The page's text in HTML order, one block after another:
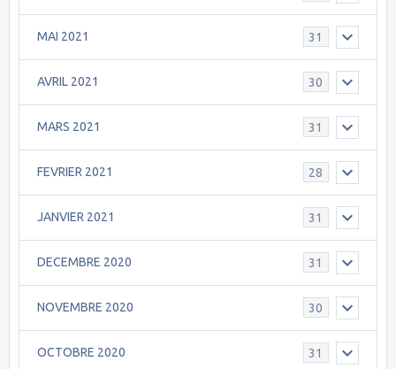
MAI 2021 31
AVRIL 2021 30
MARS 2021 31
FEVRIER 2021 28
JANVIER 2021 31
DECEMBRE 2020 31
NOVEMBRE 2020 30
OCTOBRE 2020 31